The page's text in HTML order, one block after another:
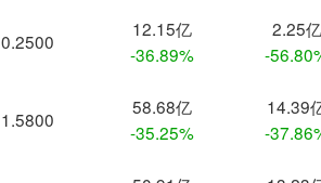
0.2500
12.15亿
-36.89%
2.25亿
-
1.5800
58.68亿
-35.25%
14.39
-